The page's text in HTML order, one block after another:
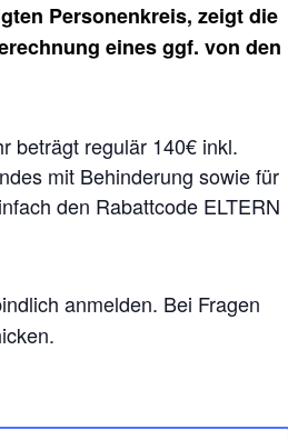
Personenkreis, zeigt die
eines ggf. von den
beträgt regulär 140€ inkl.
mit Behinderung sowie für
den Rabattcode ELTERN
anmelden. Bei Fragen